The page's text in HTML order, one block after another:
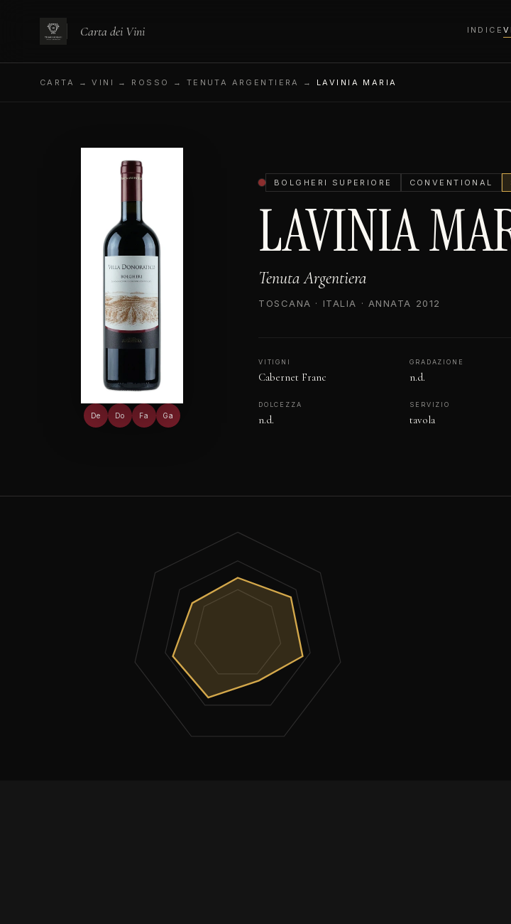
Carta dei Vini INDICE
CARTA → VINI → ROSSO → TENUTA ARGENTIERA → LAVINIA MARIA
De Do Fa Ga
BOLGHERI SUPERIORE CONVENTIONAL
LAVINIA
Tenuta Argentiera
TOSCANA · ITALIA · ANNATA 2012
VITIGNI
Cabernet Franc
GRADAZIONE
n.d.
DOLCEZZA
n.d.
SERVIZIO
tavola